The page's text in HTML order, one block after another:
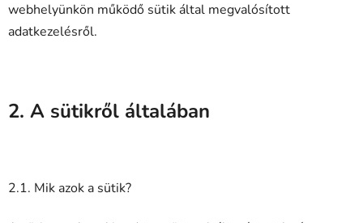
webhelyünkön működő sütik által megvalósított
adatkezelésről.
2. A sütikről általában
2.1. Mik azok a sütik?